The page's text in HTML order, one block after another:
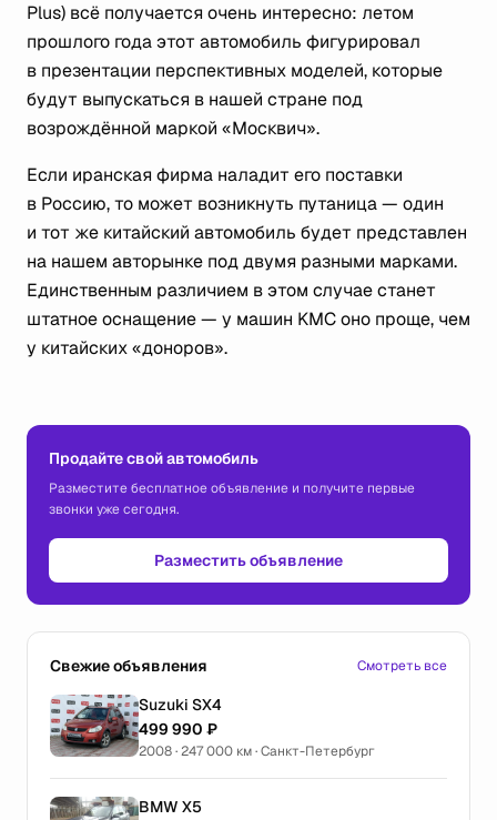
Plus) всё получается очень интересно: летом
прошлого года этот автомобиль фигурировал
в презентации перспективных моделей, которые
будут выпускаться в нашей стране под
возрождённой маркой «Москвич».
Если иранская фирма наладит его поставки
в Россию, то может возникнуть путаница — один
и тот же китайский автомобиль будет представлен
на нашем авторынке под двумя разными марками.
Единственным различием в этом случае станет
штатное оснащение — у машин KMC оно проще, чем
у китайских «доноров».
Продайте свой автомобиль
Разместите бесплатное объявление и получите первые
звонки уже сегодня.
Разместить объявление
Свежие объявления Смотреть все
Suzuki SX4
499 990 ₽
2008 · 247 000 км · Санкт-Петербург
BMW X5